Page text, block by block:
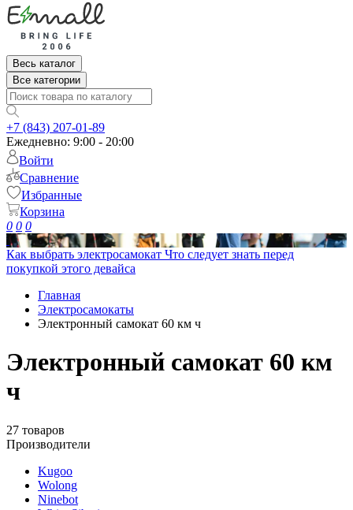
Весь каталог
Все категории
+7 (843) 207-01-89
Ежедневно: 9:00 - 20:00
Войти
Сравнение
Избранные
Корзина
0 0 0
Как выбрать электросамокат Что следует знать перед
покупкой этого девайса
Главная
Электросамокаты
Электронный самокат 60 км ч
Электронный самокат 60 км
ч
27 товаров
Производители
Kugoo
Wolong
Ninebot